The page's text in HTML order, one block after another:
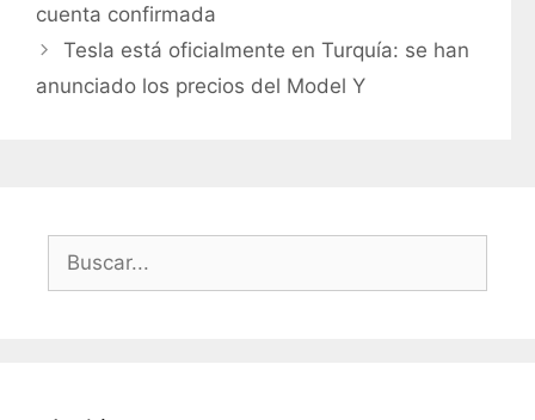
e
g
o
cuenta confirmada
Tesla está oficialmente en Turquía: se han
anunciado los precios del Model Y